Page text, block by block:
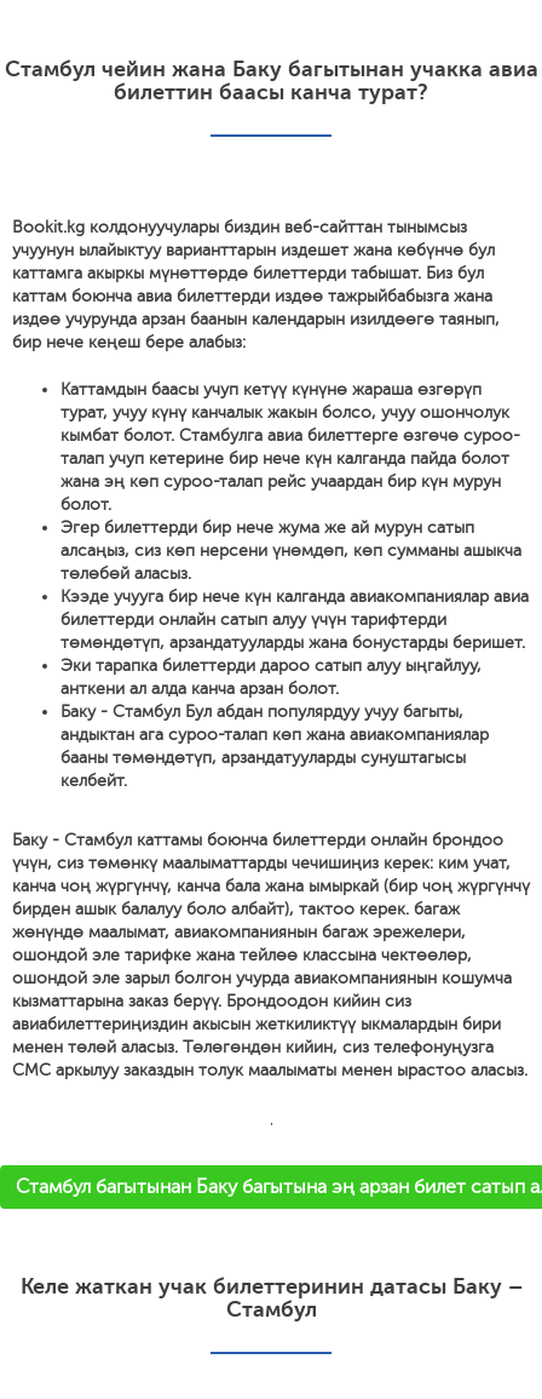
Стамбул чейин жана Баку багытынан учакка авиа
билеттин баасы канча турат?
Bookit.kg колдонуучулары биздин веб-сайттан тынымсыз
учуунун ылайыктуу варианттарын издешет жана көбүнчө бул
каттамга акыркы мүнөттөрдө билеттерди табышат. Биз бул
каттам боюнча авиа билеттерди издөө тажрыйбабызга жана
издөө учурунда арзан баанын календарын изилдөөгө таянып,
бир нече кеңеш бере алабыз:
Каттамдын баасы учуп кетүү күнүнө жараша өзгөрүп
турат, учуу күнү канчалык жакын болсо, учуу ошончолук
кымбат болот. Стамбулга авиа билеттерге өзгөчө суроо-
талап учуп кетерине бир нече күн калганда пайда болот
жана эң көп суроо-талап рейс учаардан бир күн мурун
болот.
Эгер билеттерди бир нече жума же ай мурун сатып
алсаңыз, сиз көп нерсени үнөмдөп, көп сумманы ашыкча
төлөбөй аласыз.
Кээде учууга бир нече күн калганда авиакомпаниялар авиа
билеттерди онлайн сатып алуу үчүн тарифтерди
төмөндөтүп, арзандатууларды жана бонустарды беришет.
Эки тарапка билеттерди дароо сатып алуу ыңгайлуу,
анткени ал алда канча арзан болот.
Баку - Стамбул Бул абдан популярдуу учуу багыты,
андыктан ага суроо-талап көп жана авиакомпаниялар
бааны төмөндөтүп, арзандатууларды сунуштагысы
келбейт.
Баку - Стамбул каттамы боюнча билеттерди онлайн брондоо
үчүн, сиз төмөнкү маалыматтарды чечишиңиз керек: ким учат,
канча чоң жүргүнчү, канча бала жана ымыркай (бир чоң жүргүнчү
бирден ашык балалуу боло албайт), тактоо керек. багаж
жөнүндө маалымат, авиакомпаниянын багаж эрежелери,
ошондой эле тарифке жана тейлөө классына чектөөлөр,
ошондой эле зарыл болгон учурда авиакомпаниянын кошумча
кызматтарына заказ берүү. Брондоодон кийин сиз
авиабилеттериңиздин акысын жеткиликтүү ыкмалардын бири
менен төлөй аласыз. Төлөгөндөн кийин, сиз телефонуңузга
СМС аркылуу заказдын толук маалыматы менен ырастоо аласыз.
'
Стамбул багытынан Баку багытына эң арзан билет сатып
Келе жаткан учак билеттеринин датасы Баку –
Стамбул